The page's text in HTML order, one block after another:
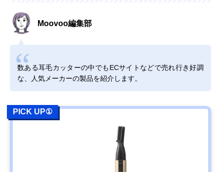
Moovoo編集部
数ある耳毛カッターの中でもECサイトなどで売れ行き好調
な、人気メーカーの製品を紹介します。
PICK UP①